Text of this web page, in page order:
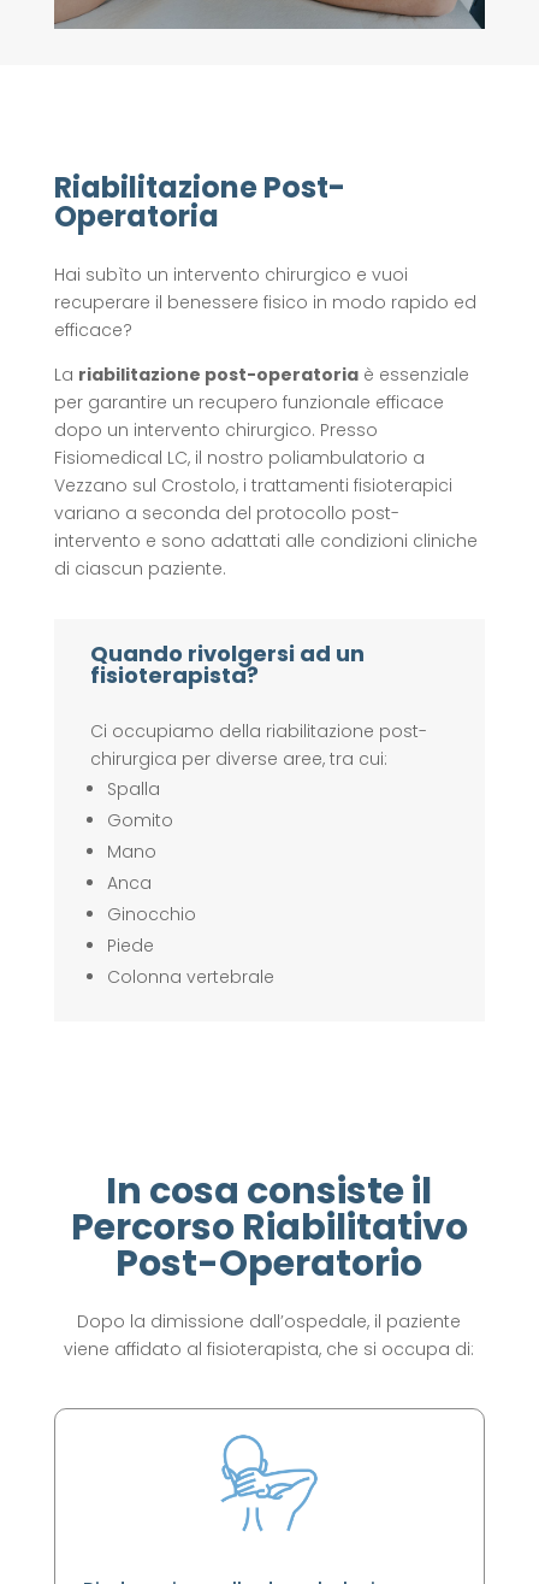
Riabilitazione Post-
Operatoria
Hai subìto un intervento chirurgico e vuoi
recuperare il benessere fisico in modo rapido ed
efficace?
La riabilitazione post-operatoriaè essenziale
per garantire un recupero funzionale efficace
dopo un intervento chirurgico. Presso
Fisiomedical LC, il nostro poliambulatorio a
Vezzano sul Crostolo, i trattamenti fisioterapici
variano a seconda del protocollo post-
intervento e sono adattati alle condizioni cliniche
di ciascun paziente.
Quando rivolgersi ad un
fisioterapista?
Ci occupiamo della riabilitazione post-
chirurgica per diverse aree, tra cui:
Spalla
Gomito
Mano
Anca
Ginocchio
Piede
Colonna vertebrale
In cosa consiste il
Percorso Riabilitativo
Post-Operatorio
Dopo la dimissione dall’ospedale, il paziente
viene affidato al fisioterapista, che si occupa di: